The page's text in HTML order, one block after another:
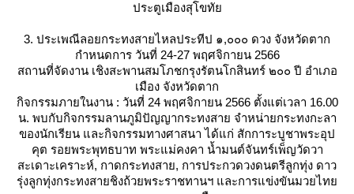
ประตูเมืองสุโขทั
3. ประเพณีลอยกระทงสายไหลประทีป ๑,๐๐๐ ดวง จังหวัดตาก
กำหนดการ วันที่ 24-27 พฤศจิกายน 2566
สถานที่จัดงาน เชิงสะพานสมโภชกรุงรัตนโกสินทร์ ๒๐๐ ปี อำเภอ
เมือง จังหวัดตาก
กิจกรรมภายในงาน : วันที่ 24 พฤศจิกายน 2566 ตั้งแต่เวลา 16.00
น. พบกับกิจกรรมลานภูมิปัญญากระทงสาย จำหน่ายกระทงกะลา
ของนักเรียน และกิจกรรมทางศาสนา ได้แก่ สักการะบูชาพระอุป
คุต รอยพระพุทธบาท พระแม่คงคา น้ำมนต์จันทร์เพ็ญวัดวา
สะเดาะเคราะห์, กาดกระทงสาย, การประกวดวงดนตรีลูกทุ่ง ดาว
รุ่งลูกทุ่งกระทงสายชิงถ้วยพระราชทานฯ และการแข่งขันมวยไท